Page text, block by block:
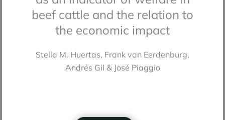
beef cattle and the relation to
the economic impact
Stella M. Huertas, Frank van Eerdenburg,
Andrés Gil & José Piaggio